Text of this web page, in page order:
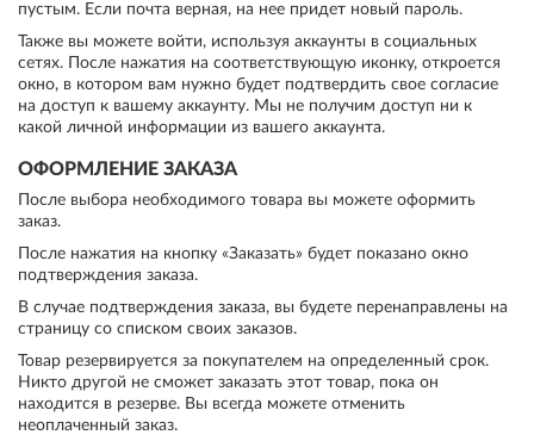
пустым. Если почта верная, на нее придет новый пароль.
Также вы можете войти, используя аккаунты в социальных
сетях. После нажатия на соответствующую иконку, откроется
окно, в котором вам нужно будет подтвердить свое согласие
на доступ к вашему аккаунту. Мы не получим доступ ни к
какой личной информации из вашего аккаунта.
ОФОРМЛЕНИЕ ЗАКАЗА
После выбора необходимого товара вы можете оформить
заказ.
После нажатия на кнопку «Заказать» будет показано окно
подтверждения заказа.
В случае подтверждения заказа, вы будете перенаправлены на
страницу со списком своих заказов.
Товар резервируется за покупателем на определенный срок.
Никто другой не сможет заказать этот товар, пока он
находится в резерве. Вы всегда можете отменить
неоплаченный заказ.